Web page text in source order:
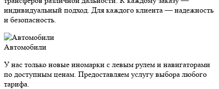
индивидуальный подход. Для каждого клиента — надежность
и безопасность.
Автомобили
У нас только новые иномарки с левым рулем и навигаторами
по доступным ценам. Предоставляем услугу выбора любого
тарифа.